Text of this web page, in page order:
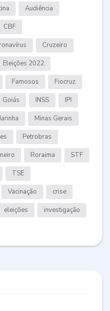
Audiência
CBF
Cruzeiro
Eleições 2022
Famosos Fiocruz
Goiás INSS IPI
Minas Gerais
Petrobras
Roraima STF
TSE
Vacinação crise
eleições investigação